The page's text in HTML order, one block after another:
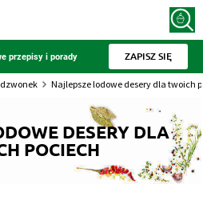
przepisy i porady ZAPISZ SIĘ
Najlepsze lodowe desery dla twoich
DESERY DLA
POCIECH